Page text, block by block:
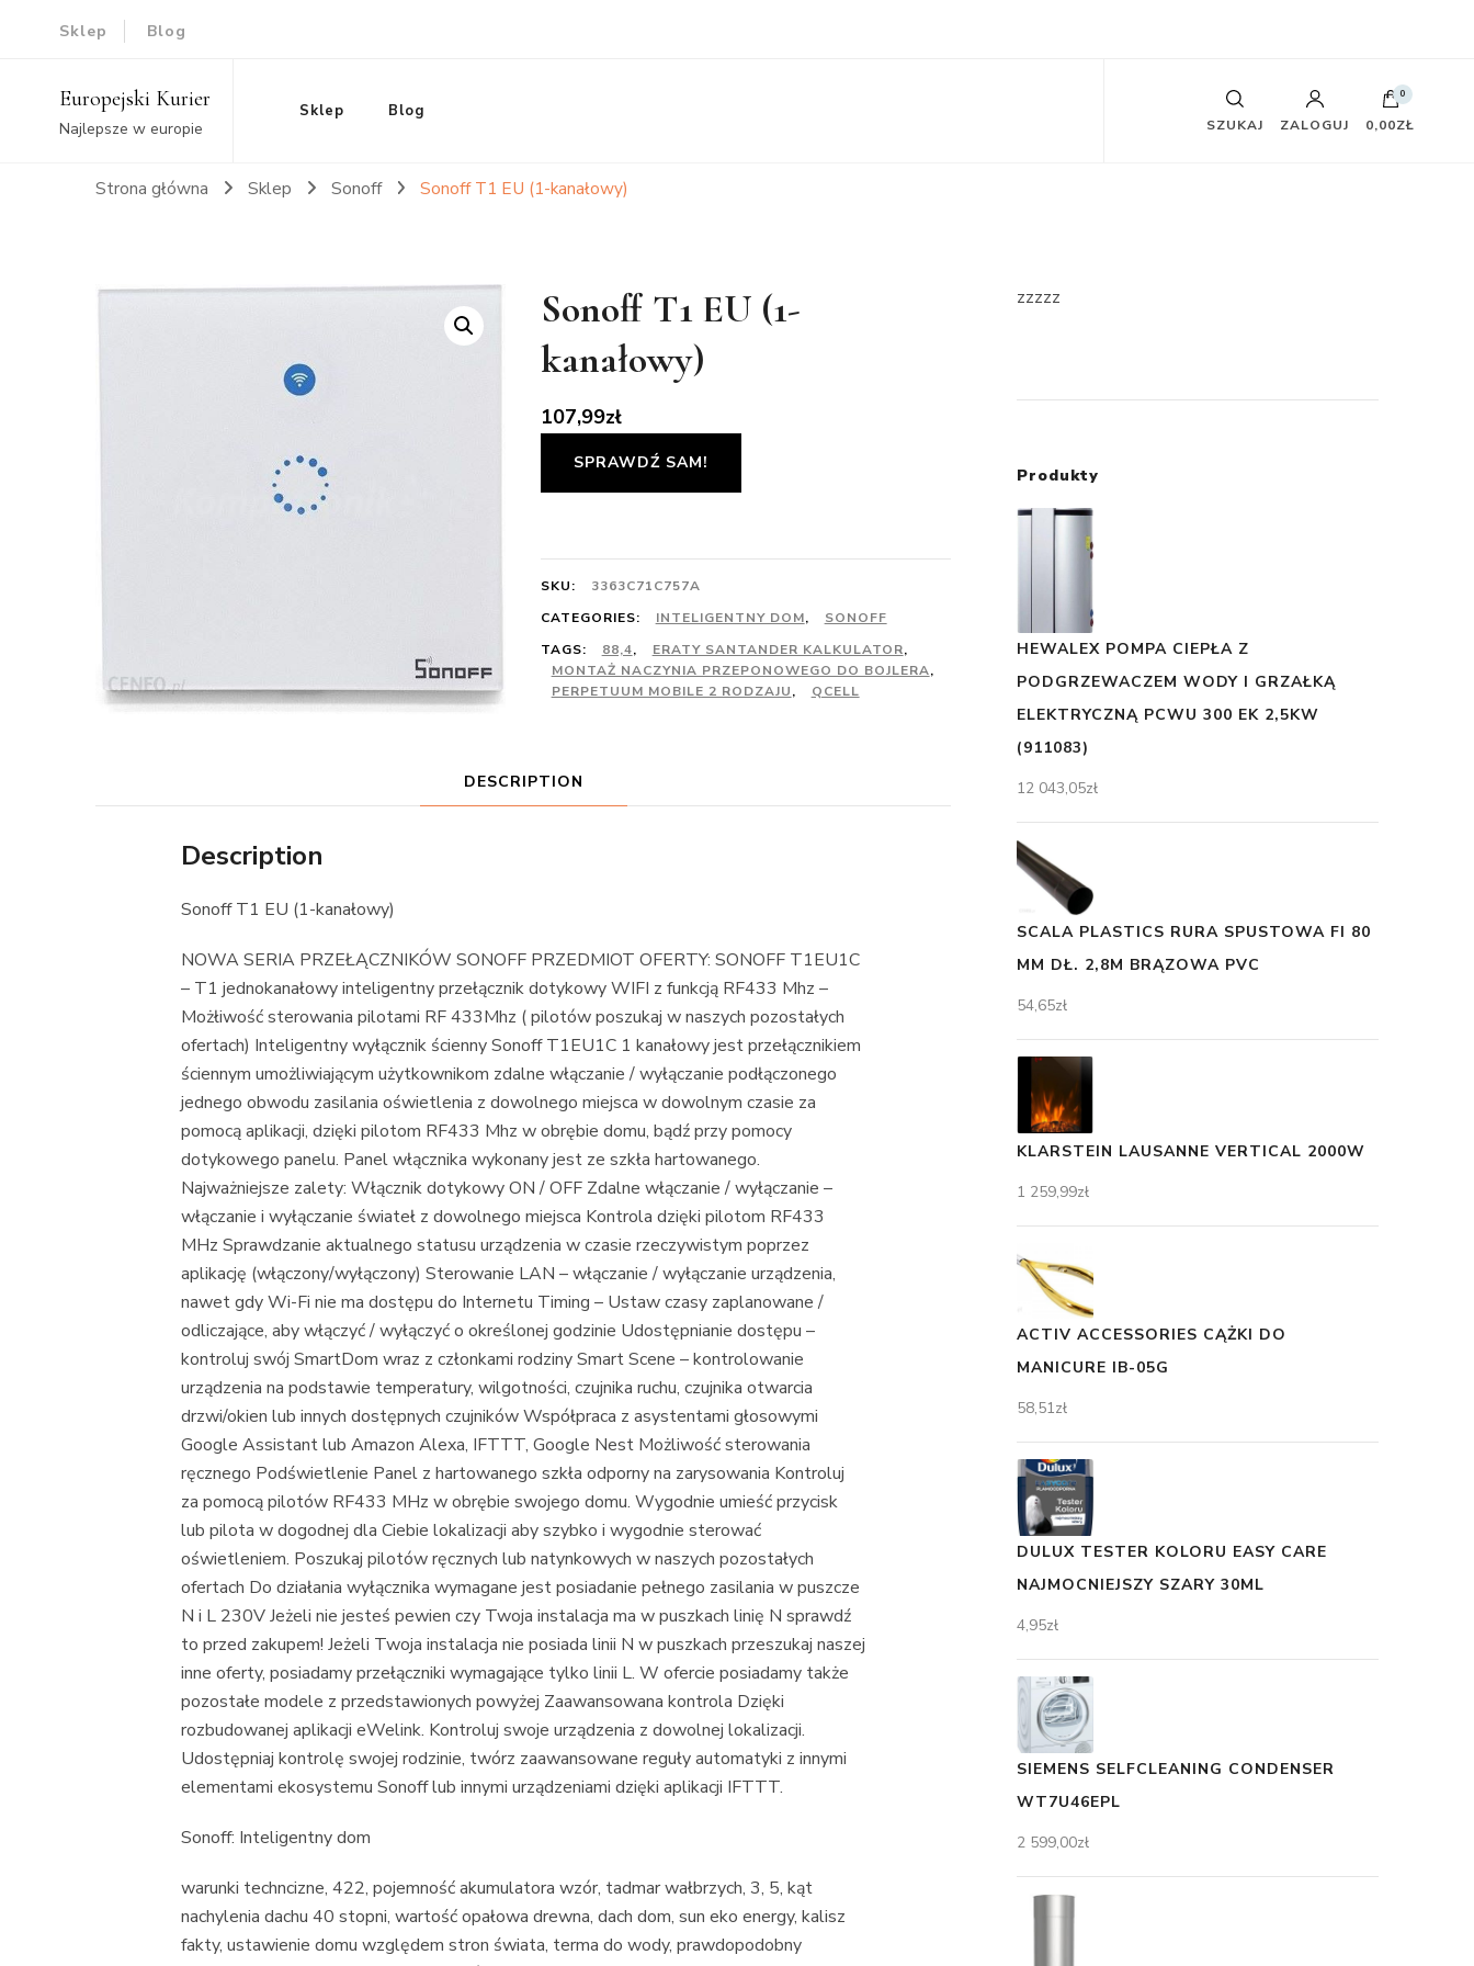
Sklep Blog
Europejski Kurier
Najlepsze w europie
Sklep Blog
SZUKAJ ZALOGUJ
0
0,00ZŁ
Strona główna Sklep Sonoff Sonoff T1 EU (1-kanałowy)
Sonoff T1 EU (1-
kanałowy)
107,99zł
SPRAWDŹ SAM!
SKU:
3363C71C757A
CATEGORIES:
INTELIGENTNY DOM,
SONOFF
TAGS:
88,4, ERATY SANTANDER KALKULATOR,
MONTAŻ NACZYNIA PRZEPONOWEGO DO BOJLERA,
PERPETUUM MOBILE 2 RODZAJU, QCELL
DESCRIPTION
Description
Sonoff T1 EU (1-kanałowy)
NOWA SERIA PRZEŁĄCZNIKÓW SONOFF PRZEDMIOT OFERTY: SONOFF T1EU1C
– T1 jednokanałowy inteligentny przełącznik dotykowy WIFI z funkcją RF433 Mhz –
Możłiwość sterowania pilotami RF 433Mhz ( pilotów poszukaj w naszych pozostałych
ofertach) Inteligentny wyłącznik ścienny Sonoff T1EU1C 1 kanałowy jest przełącznikiem
ściennym umożliwiającym użytkownikom zdalne włączanie / wyłączanie podłączonego
jednego obwodu zasilania oświetlenia z dowolnego miejsca w dowolnym czasie za
pomocą aplikacji, dzięki pilotom RF433 Mhz w obrębie domu, bądź przy pomocy
dotykowego panelu. Panel włącznika wykonany jest ze szkła hartowanego.
Najważniejsze zalety: Włącznik dotykowy ON / OFF Zdalne włączanie / wyłączanie –
włączanie i wyłączanie świateł z dowolnego miejsca Kontrola dzięki pilotom RF433
MHz Sprawdzanie aktualnego statusu urządzenia w czasie rzeczywistym poprzez
aplikację (włączony/wyłączony) Sterowanie LAN – włączanie / wyłączanie urządzenia,
nawet gdy Wi-Fi nie ma dostępu do Internetu Timing – Ustaw czasy zaplanowane /
odliczające, aby włączyć / wyłączyć o określonej godzinie Udostępnianie dostępu –
kontroluj swój SmartDom wraz z członkami rodziny Smart Scene – kontrolowanie
urządzenia na podstawie temperatury, wilgotności, czujnika ruchu, czujnika otwarcia
drzwi/okien lub innych dostępnych czujników Współpraca z asystentami głosowymi
Google Assistant lub Amazon Alexa, IFTTT, Google Nest Możliwość sterowania
ręcznego Podświetlenie Panel z hartowanego szkła odporny na zarysowania Kontroluj
za pomocą pilotów RF433 MHz w obrębie swojego domu. Wygodnie umieść przycisk
lub pilota w dogodnej dla Ciebie lokalizacji aby szybko i wygodnie sterować
oświetleniem. Poszukaj pilotów ręcznych lub natynkowych w naszych pozostałych
ofertach Do działania wyłącznika wymagane jest posiadanie pełnego zasilania w puszcze
N i L 230V Jeżeli nie jesteś pewien czy Twoja instalacja ma w puszkach linię N sprawdź
to przed zakupem! Jeżeli Twoja instalacja nie posiada linii N w puszkach przeszukaj naszej
inne oferty, posiadamy przełączniki wymagające tylko linii L. W ofercie posiadamy także
pozostałe modele z przedstawionych powyżej Zaawansowana kontrola Dzięki
rozbudowanej aplikacji eWelink. Kontroluj swoje urządzenia z dowolnej lokalizacji.
Udostępniaj kontrolę swojej rodzinie, twórz zaawansowane reguły automatyki z innymi
elementami ekosystemu Sonoff lub innymi urządzeniami dzięki aplikacji IFTTT.
Sonoff: Inteligentny dom
warunki techncizne, 422, pojemność akumulatora wzór, tadmar wałbrzych, 3, 5, kąt
nachylenia dachu 40 stopni, wartość opałowa drewna, dach dom, sun eko energy, kalisz
fakty, ustawienie domu względem stron świata, terma do wody, prawdopodobny
zzzzz
Produkty
HEWALEX POMPA CIEPŁA Z
PODGRZEWACZEM WODY I GRZAŁKĄ
ELEKTRYCZNĄ PCWU 300 EK 2,5KW
(911083)
12 043,05zł
SCALA PLASTICS RURA SPUSTOWA FI 80
MM DŁ. 2,8M BRĄZOWA PVC
54,65zł
KLARSTEIN LAUSANNE VERTICAL 2000W
1 259,99zł
ACTIV ACCESSORIES CĄŻKI DO
MANICURE IB-05G
58,51zł
DULUX TESTER KOLORU EASY CARE
NAJMOCNIEJSZY SZARY 30ML
4,95zł
SIEMENS SELFCLEANING CONDENSER
WT7U46EPL
2 599,00zł